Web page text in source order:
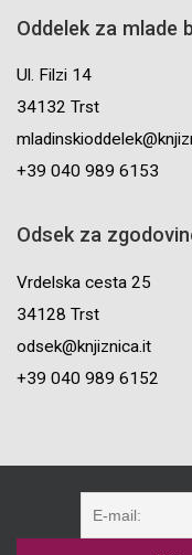
Oddelek za mlade
Ul. Filzi 14
34132 Trst
+39 040 989 6153
Odsek za
Vrdelska cesta 25
34128 Trst
odsek@knjiznica.it
+39 040 989 6152